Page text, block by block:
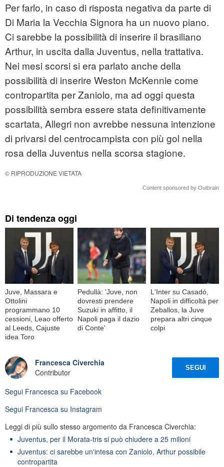
Per farlo, in caso di risposta negativa da parte di
Di Maria la Vecchia Signora ha un nuovo piano.
Ci sarebbe la possibilità di inserire il brasiliano
Arthur, in uscita dalla Juventus, nella trattativa.
Nei mesi scorsi si era parlato anche della
possibilità di inserire Weston McKennie come
contropartita per Zaniolo, ma ad oggi questa
possibilità sembra essere stata definitivamente
scartata, Allegri non avrebbe nessuna intenzione
di privarsi del centrocampista con più gol nella
rosa della Juventus nella scorsa stagione.
© RIPRODUZIONE VIETATA
Content sponsored by Outbrain
Di tendenza oggi
Juve, Massara e
Ottolini
programmano 10
cessioni, Leao offerto
al Leeds, Cajuste
idea Toro
Pedullà: 'Juve, non
dovresti prendere
Suzuki in affitto, il
Napoli paga il dazio
di Conte'
L'Inter su Casadó,
Napoli in difficoltà per
Zeballos, la Juve
prepara altri cinque
colpi
Francesca Civerchia
Contributor
SEGUI
Segui Francesca su Facebook
Segui Francesca su Instagram
Leggi di più sullo stesso argomento da Francesca Civerchia:
Juventus, per il Morata-tris si può chiudere a 25 milioni
Juventus: ci sarebbe un'intesa con Zaniolo, Arthur possibile
contropartita